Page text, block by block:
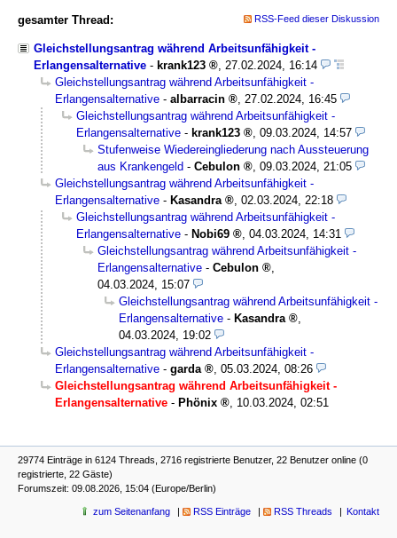
gesamter Thread: RSS-Feed dieser Diskussion
Gleichstellungsantrag während Arbeitsunfähigkeit -
Erlangensalternative - krank123
27.02.2024, 16:14
Gleichstellungsantrag während Arbeitsunfähigkeit -
Erlangensalternative - albarracin
27.02.2024, 16:45
Gleichstellungsantrag während Arbeitsunfähigkeit -
Erlangensalternative - krank123
09.03.2024, 14:57
Stufenweise Wiedereingliederung nach Aussteuerung
aus Krankengeld - Cebulon
09.03.2024, 21:05
Gleichstellungsantrag während Arbeitsunfähigkeit -
Erlangensalternative - Kasandra
02.03.2024, 22:18
Gleichstellungsantrag während Arbeitsunfähigkeit -
Erlangensalternative - Nobi69
04.03.2024, 14:31
Gleichstellungsantrag während Arbeitsunfähigkeit -
Erlangensalternative - Cebulon
04.03.2024, 15:07
Gleichstellungsantrag während Arbeitsunfähigkeit -
Erlangensalternative - Kasandra
04.03.2024, 19:02
Gleichstellungsantrag während Arbeitsunfähigkeit -
Erlangensalternative - garda
05.03.2024, 08:26
Gleichstellungsantrag während Arbeitsunfähigkeit -
Erlangensalternative - Phönix 10.03.2024, 02:51
29774 Einträge in 6124 Threads, 2716 registrierte Benutzer, 22 Benutzer online (0
registrierte, 22 Gäste)
Forumszeit: 09.08.2026, 15:04 (Europe/Berlin)
zum Seitenanfang RSS Einträge RSS Threads Kontakt